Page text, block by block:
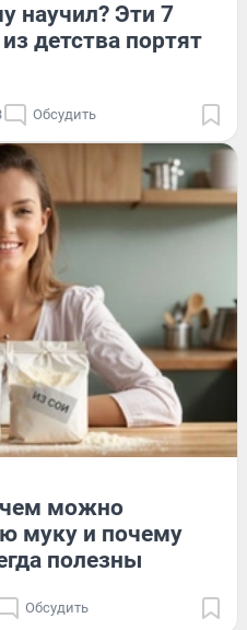
научил? Эти 7
детства портят
Обсудить
можно
муку и почему
полезны
Обсудить